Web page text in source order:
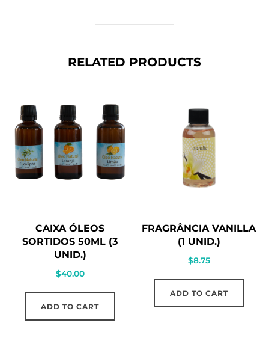
RELATED PRODUCTS
CAIXA ÓLEOS
SORTIDOS 50ML (3
UNID.)
$40.00
ADD TO CART
FRAGRÂNCIA VANILLA
(1 UNID.)
$8.75
ADD TO CART